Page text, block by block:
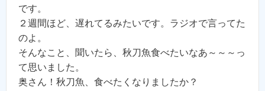
です。
２週間ほど、遅れてるみたいです。ラジオで言ってた
のよ。
そんなこと、聞いたら、秋刀魚食べたいなあ～～～っ
て思いました。
奥さん！秋刀魚、食べたくなりましたか？